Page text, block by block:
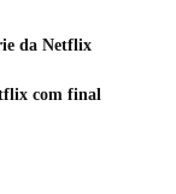
da Netflix
com final